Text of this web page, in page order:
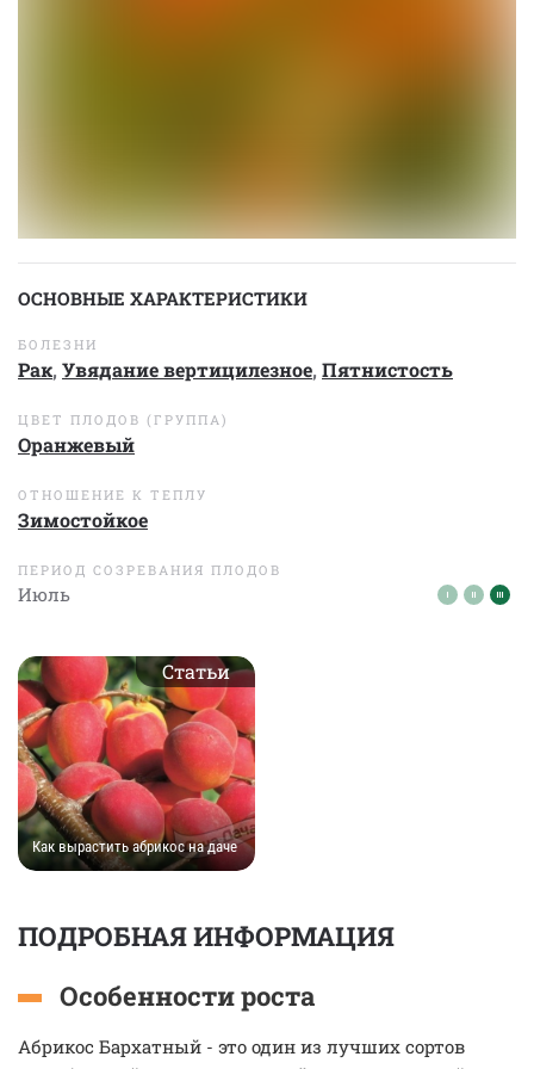
ОСНОВНЫЕ ХАРАКТЕРИСТИКИ
БОЛЕЗНИ
Рак, Увядание вертицилезное, Пятнистость
ЦВЕТ ПЛОДОВ (ГРУППА)
Оранжевый
ОТНОШЕНИЕ К ТЕПЛУ
Зимостойкое
ПЕРИОД СОЗРЕВАНИЯ ПЛОДОВ
Июль
Как вырастить абрикос на даче
Статьи
ПОДРОБНАЯ ИНФОРМАЦИЯ
Особенности роста
Абрикос Бархатный - это один из лучших сортов